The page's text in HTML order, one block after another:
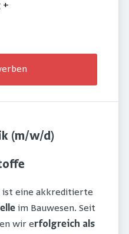
+
(m/w/d)
ist eine akkreditierte
im Bauwesen. Seit
wir erfolgreich als